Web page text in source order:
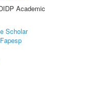
Academic
Scholar
Fapesp